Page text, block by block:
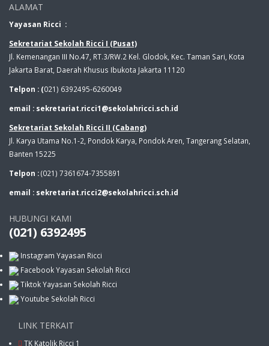
ALAMAT
Yayasan Ricci :
Sekretariat Sekolah Ricci I (Pusat)
Jl. Kemenangan III No.47, RT.3/RW.2 Kel. Glodok, Kec. Taman Sari, Kota
Jakarta Barat, Daerah Khusus Ibukota Jakarta 11120
Telpon : (021) 6392495-6260049
email : sekretariat.ricci1@sekolahricci.sch.id
Sekretariat Sekolah Ricci II (Cabang)
Jl. Karya Utama No.1-2, Pondok Karya, Pondok Aren, Tangerang Selatan,
Banten 15225
Telpon :(021) 7361674-7355891
email : sekretariat.ricci2@sekolahricci.sch.id
HUBUNGI KAMI
(021) 6392495
Instagram Yayasan Ricci
Facebook Yayasan Sekolah Ricci
Tiktok Yayasan Sekolah Ricci
Youtube Sekolah Ricci
LINK TERKAIT
TK Katolik Ricci 1